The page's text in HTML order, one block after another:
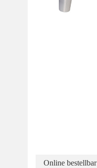
Online bestellbar